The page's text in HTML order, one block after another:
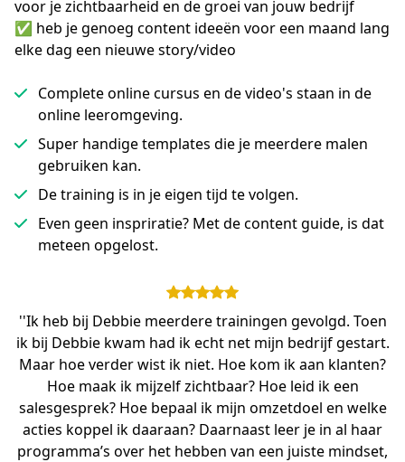
voor je zichtbaarheid en de groei van jouw bedrijf
✅ heb je genoeg content ideeën voor een maand lang
elke dag een nieuwe story/video
Complete online cursus en de video's staan in de
online leeromgeving.
Super handige templates die je meerdere malen
gebruiken kan.
De training is in je eigen tijd te volgen.
Even geen inspriratie? Met de content guide, is dat
meteen opgelost.
''Ik heb bij Debbie meerdere trainingen gevolgd. Toen
ik bij Debbie kwam had ik echt net mijn bedrijf gestart.
Maar hoe verder wist ik niet. Hoe kom ik aan klanten?
Hoe maak ik mijzelf zichtbaar? Hoe leid ik een
salesgesprek? Hoe bepaal ik mijn omzetdoel en welke
acties koppel ik daaraan? Daarnaast leer je in al haar
programma’s over het hebben van een juiste mindset,